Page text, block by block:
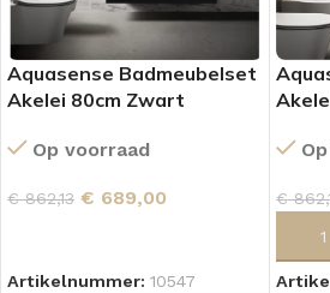
Aquasense Badmeubelset
Akelei 80cm Zwart
Op voorraad
€862,13 € 689,00
Artikelnummer: 10547
€